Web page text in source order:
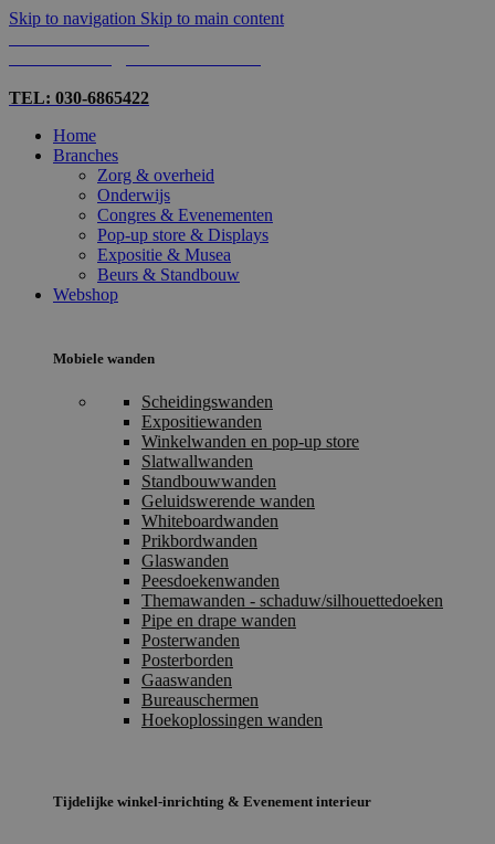
Skip to navigation Skip to main content
TEL: 030-6865422
Home
Branches
Zorg & overheid
Onderwijs
Congres & Evenementen
Pop-up store & Displays
Expositie & Musea
Beurs & Standbouw
Webshop
Mobiele wanden
Scheidingswanden
Expositiewanden
Winkelwanden en pop-up store
Slatwallwanden
Standbouwwanden
Geluidswerende wanden
Whiteboardwanden
Prikbordwanden
Glaswanden
Peesdoekenwanden
Themawanden - schaduw/silhouettedoeken
Pipe en drape wanden
Posterwanden
Posterborden
Gaaswanden
Bureauschermen
Hoekoplossingen wanden
Tijdelijke winkel-inrichting & Evenement interieur